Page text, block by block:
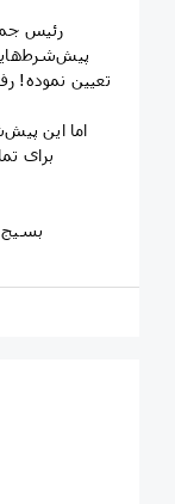
تعیین نموده!
اما این
برای